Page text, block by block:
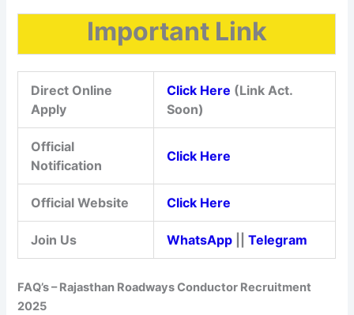
Important Link
Direct Online
Apply
Click Here (Link Act.
Soon)
Official
Notification
Click Here
Official Website Click Here
Join Us WhatsApp ||Telegram
FAQ’s – Rajasthan Roadways Conductor Recruitment
2025